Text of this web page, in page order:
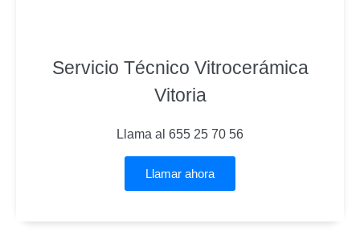
Servicio Técnico Vitrocerámica
Vitoria
Llama al 655 25 70 56
Llamar ahora